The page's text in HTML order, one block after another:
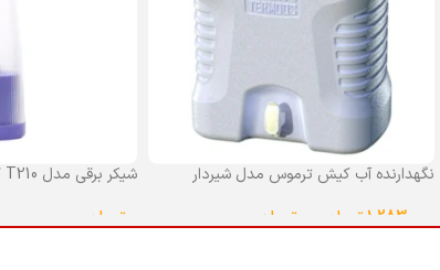
نگهدارنده آب کیش ترموس مدل شیردار
1,283,000تومان تومان
شیکر برقی مدل T210 گنجایش 0.4 لیتر
تومان